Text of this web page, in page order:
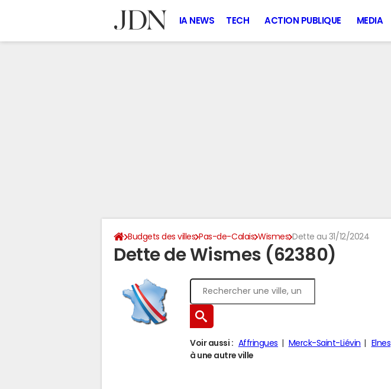
IA NEWS TECH ACTION PUBLIQUE MEDIA
Budgets des villes Pas-de-Calais Wismes Dette au 31/12/2024
Dette de Wismes (62380)
Voir aussi : Affringues Merck-Saint-Liévin Elnes
à une autre ville